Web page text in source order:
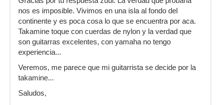
nos es imposible. Vivimos en una isla al fondo del
continente y es poca cosa lo que se encuentra por aca.
Takamine toque con cuerdas de nylon y la verdad que
son guitarras excelentes, con yamaha no tengo
experiencia...
Veremos, me parece que mi guitarrista se decide por la
takamine...
Saludos,